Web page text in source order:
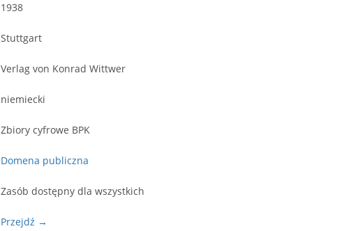
1938
Stuttgart
Verlag von Konrad Wittwer
niemiecki
Zbiory cyfrowe BPK
Domena publiczna
Zasób dostępny dla wszystkich
Przejdź →